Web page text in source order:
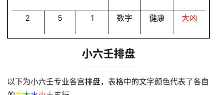
2 5 1 数字 健康 大凶
小六壬排盘
以下为小六壬专业各宫排盘，表格中的文字颜色代表了各自